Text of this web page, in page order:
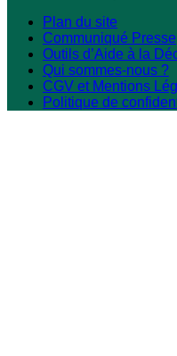
Plan du site
Communiqué Presse
Outils d’Aide à la
Qui sommes-nous ?
CGV et Mentions
Politique de